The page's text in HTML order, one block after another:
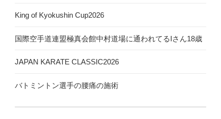
King of Kyokushin Cup2026
国際空手道連盟極真会館中村道場に通われてるIさん18歳
JAPAN KARATE CLASSIC2026
バトミントン選手の腰痛の施術